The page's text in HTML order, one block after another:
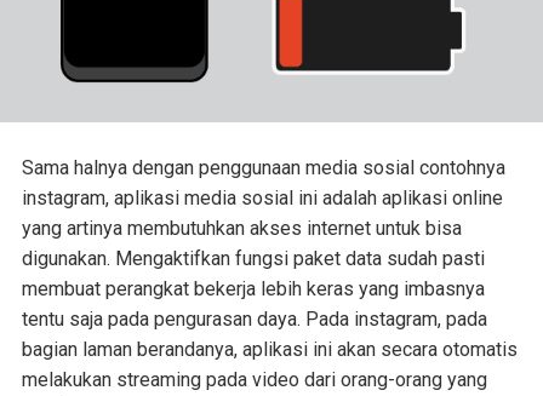
Sama halnya dengan penggunaan media sosial contohnya
instagram, aplikasi media sosial ini adalah aplikasi online
yang artinya membutuhkan akses internet untuk bisa
digunakan. Mengaktifkan fungsi paket data sudah pasti
membuat perangkat bekerja lebih keras yang imbasnya
tentu saja pada pengurasan daya. Pada instagram, pada
bagian laman berandanya, aplikasi ini akan secara otomatis
melakukan streaming pada video dari orang-orang yang